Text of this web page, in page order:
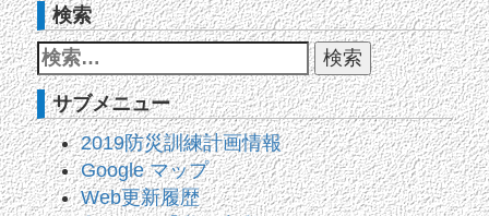
検索
サブメニュー
2019防災訓練計画情報
Google マップ
Web更新履歴